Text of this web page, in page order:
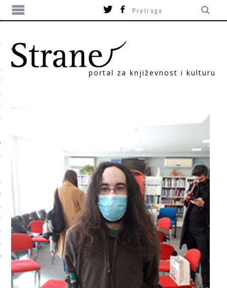
portal za književnost i kulturu